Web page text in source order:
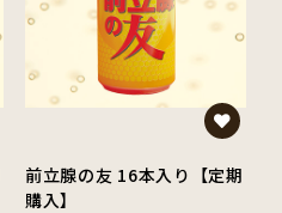
前立腺の友 16本入り【定期
購入】